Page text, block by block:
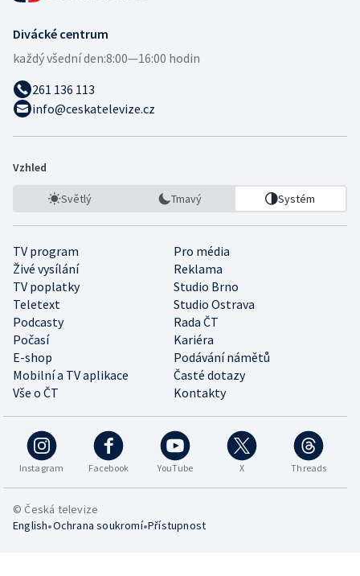
Divácké centrum
každý všední den:8:00—16:00 hodin
261 136 113
info@ceskatelevize.cz
Vzhled
Světlý Tmavý Systém
TV program
Pro média
Živé vysílání
Reklama
TV poplatky
Studio Brno
Teletext
Studio Ostrava
Podcasty
Rada ČT
Počasí
Kariéra
E-shop
Podávání námětů
Mobilní a TV aplikace
Časté dotazy
Vše o ČT
Kontakty
Instagram Facebook YouTube X Threads
© Česká televize
English•Ochrana soukromí•Přístupnost